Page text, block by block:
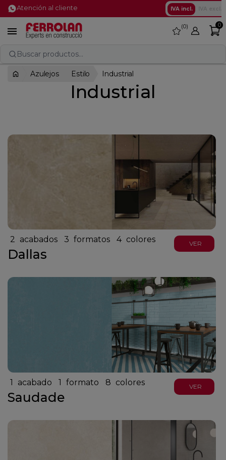
Atención al cliente IVA incl.
 favorite
0 0
Buscar productos...
Azulejos Estilo Industrial
Industrial
2 acabados 3 formatos 4 colores
Dallas
VER
1 acabado 1 formato 8 colores
Saudade
VER